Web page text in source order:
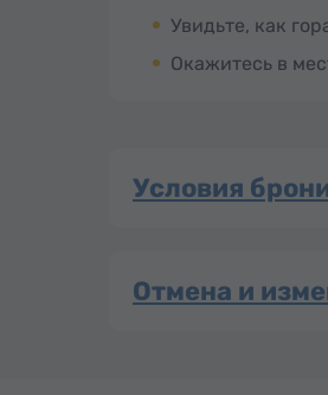
Увидьте, как
Окажитесь в
Условия
Отмена и